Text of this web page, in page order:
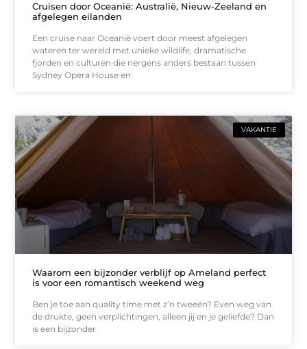
Cruisen door Oceanië: Australië, Nieuw-Zeeland en
afgelegen eilanden
Een cruise naar Oceanië voert door meest afgelegen
wateren ter wereld met unieke wildlife, dramatische
fjorden en culturen die nergens anders bestaan tussen
Sydney Opera House en
VAKANTIE
Waarom een bijzonder verblijf op Ameland perfect
is voor een romantisch weekend weg
Ben je toe aan quality time met z’n tweeën? Even weg van
de drukte, geen verplichtingen, alleen jij en je geliefde? Dan
is een bijzonder